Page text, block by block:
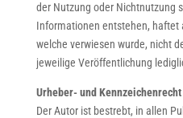
der Nutzung oder Nichtnutzung
Informationen entstehen, haftet
welche verwiesen wurde, nicht
jeweilige Veröffentlichung
Urheber- und Kennzeichenrecht
Der Autor ist bestrebt, in allen